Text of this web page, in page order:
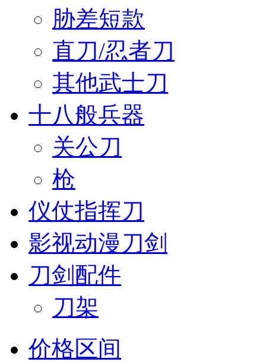
胁差短款
直刀/忍者刀
其他武士刀
十八般兵器
关公刀
枪
仪仗指挥刀
影视动漫刀剑
刀剑配件
刀架
价格区间